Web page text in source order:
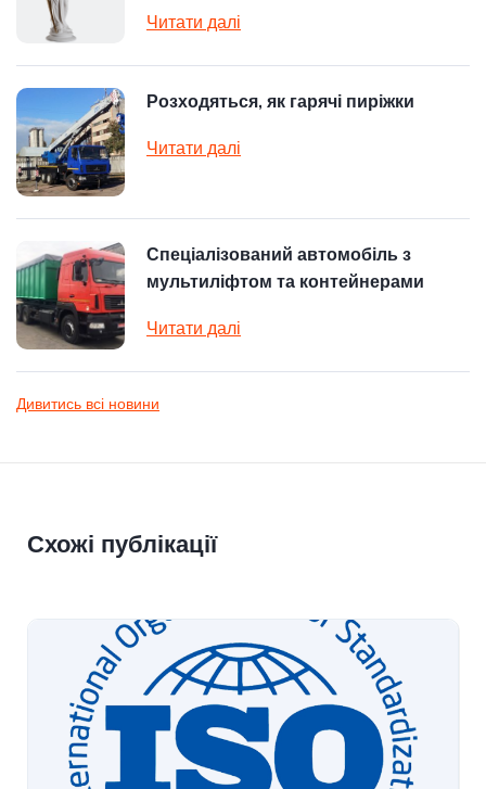
Читати далі
Розходяться, як гарячі пиріжки
Читати далі
Спеціалізований автомобіль з
мультиліфтом та контейнерами
Читати далі
Дивитись всі новини
Схожі публікації